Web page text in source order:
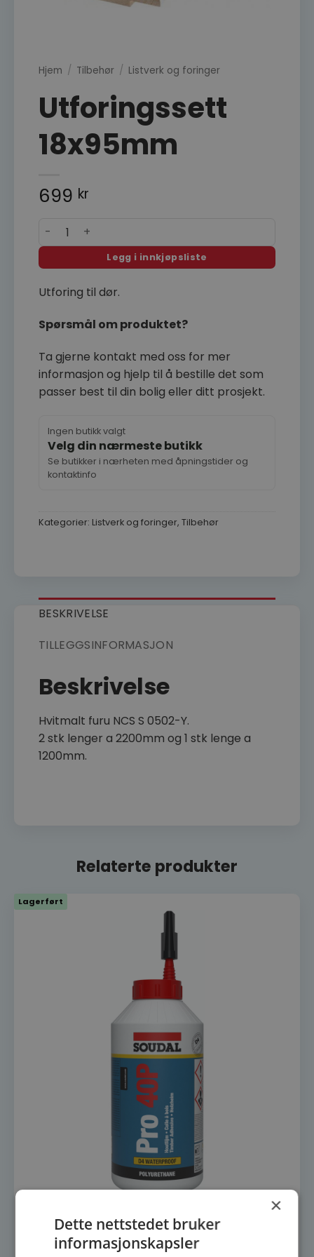
Hjem / Tilbehør / Listverk og foringer
Utforingssett
18x95mm
699 kr
Utforingssett 18x95mm antall
Legg i innkjøpsliste
Utforing til dør.
Spørsmål om produktet?
Ta gjerne kontakt med oss for mer
informasjon og hjelp til å bestille det som
passer best til din bolig eller ditt prosjekt.
Ingen butikk valgt
Velg din nærmeste butikk
Se butikker i nærheten med åpningstider og
kontaktinfo
Kategorier: Listverk og foringer, Tilbehør
BESKRIVELSE
TILLEGGSINFORMASJON
Beskrivelse
Hvitmalt furu NCS S 0502-Y.
2 stk lenger a 2200mm og 1 stk lenge a
1200mm.
Relaterte produkter
Lagerført
Soudal Pro 40P
209kr
×
Dette nettstedet bruker
informasjonskapsler